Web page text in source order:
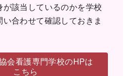
該当しているのかを学校
合わせて確認しておきま
会看護専門学校のHPは
こちら